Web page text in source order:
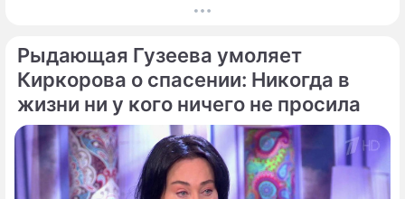
драма королевы городского романса
Плаксиной выходят на абсолютно новый,
трогательный уровень.
Рыдающая Гузеева умоляет
Киркорова о спасении: Никогда в
жизни ни у кого ничего не просила